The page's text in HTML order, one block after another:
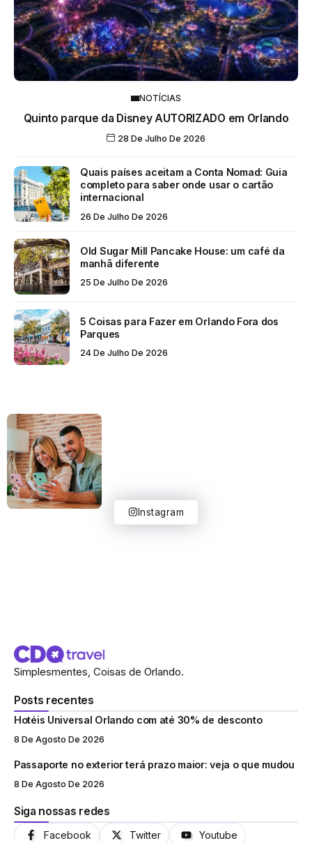
NOTÍCIAS
Quinto parque da Disney AUTORIZADO em Orlando
28 De Julho De 2026
Quais países aceitam a Conta Nomad: Guia
completo para saber onde usar o cartão
internacional
26 De Julho De 2026
Old Sugar Mill Pancake House: um café da
manhã diferente
25 De Julho De 2026
5 Coisas para Fazer em Orlando Fora dos
Parques
24 De Julho De 2026
Instagram
Simplesmentes, Coisas de Orlando.
Posts recentes
Hotéis Universal Orlando com até 30% de desconto
8 De Agosto De 2026
Passaporte no exterior terá prazo maior: veja o que mudou
8 De Agosto De 2026
Siga nossas redes
Facebook Twitter Youtube